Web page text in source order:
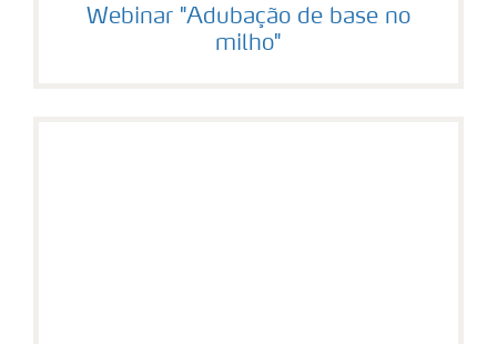
Webinar "Adubação de base no
milho"